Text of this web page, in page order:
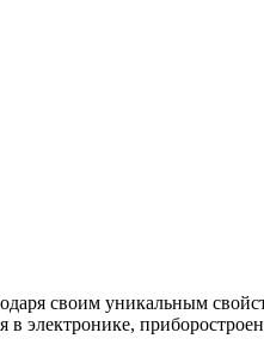
своим уникальным
электронике,